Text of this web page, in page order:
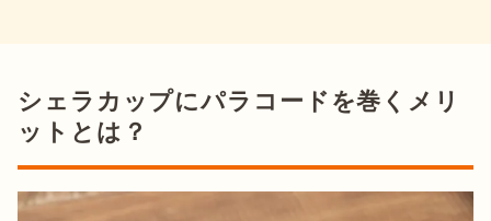
シェラカップにパラコードを巻くメリ
ットとは？